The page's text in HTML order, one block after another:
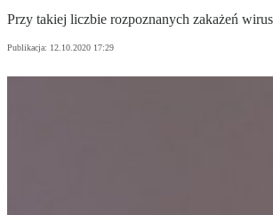
Przy takiej liczbie rozpoznanych zakażeń
Publikacja: 12.10.2020 17:29